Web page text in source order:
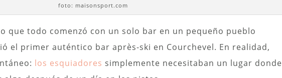
foto: maisonsport.com
que todo comenzó con un solo bar en un pequeño pueblo
el primer auténtico bar après-ski en Courchevel. En realidad,
los esquiadores simplemente necesitaban un lugar donde